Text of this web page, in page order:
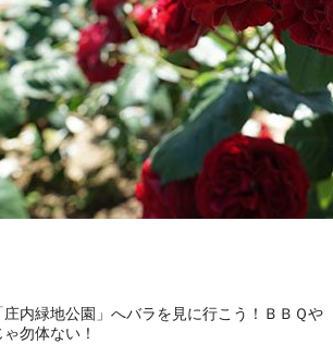
内緑地公園」へバラを見に行こう！ＢＢＱや
勿体ない！